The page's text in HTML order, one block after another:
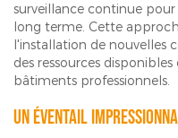
surveillance continue pour
long terme. Cette
l'installation de nouvelles
des ressources
bâtiments professionnels.
Un éventail